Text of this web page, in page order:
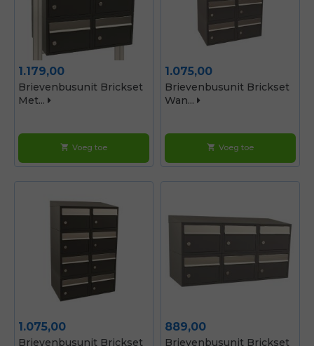
Prijs
1.179,00
Brievenbusunit Brickset
Met...
shopping_cart Voeg toe
Prijs
1.075,00
Brievenbusunit Brickset
Wan...
shopping_cart Voeg toe
Prijs
1.075,00
Brievenbusunit Brickset
Prijs
889,00
Brievenbusunit Brickset